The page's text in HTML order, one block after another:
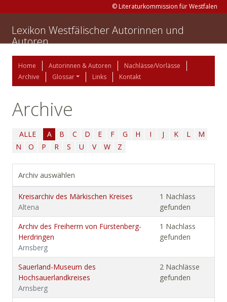
© Literaturkommission für Westfalen
Lexikon Westfälischer Autorinnen und
Autoren
Home Autorinnen & Autoren
Nachlässe/Vorlässe
Archive
Glossar Links Kontakt
Archive
ALLE A B C D E F G H I J K L
M
N
O P R S U V W Z
Archiv auswählen
Kreisarchiv des Märkischen Kreises
Altena
1 Nachlass
gefunden
Archiv des Freiherrn von Fürstenberg-
Herdringen
Arnsberg
1 Nachlass
gefunden
Sauerland-Museum des
Hochsauerlandkreises
Arnsberg
2 Nachlässe
gefunden